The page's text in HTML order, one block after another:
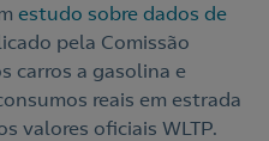
estudo sobre dados de
pela Comissão
carros a gasolina e
reais em estrada
valores oficiais WLTP.